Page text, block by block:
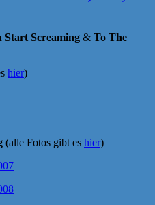
Start Screaming & To The
hier)
(alle Fotos gibt es hier)